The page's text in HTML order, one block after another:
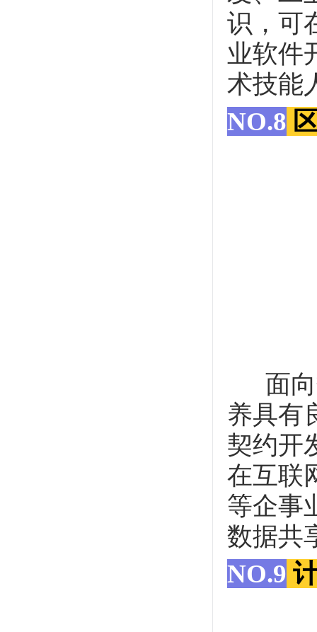
识，可
业软件
术技能
NO.8
面向
养具有
契约开
在互联
等企事
数据共
NO.9